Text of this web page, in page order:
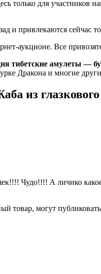
только для
и привлекаются
аукционе. Все
тибетские амулеты —
Дракона и многие
из глазкового
Чудо!!!! А личико
товар, могут